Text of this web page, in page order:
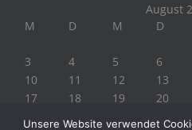
August
M
D M D
3
4 5 6
10
11 12 13
17
18 19 20
Unsere Website verwendet